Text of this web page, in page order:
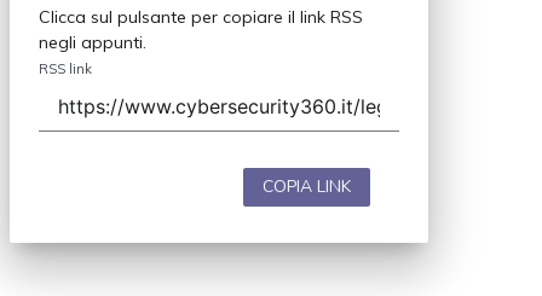
Clicca sul pulsante per copiare il link RSS
negli appunti.
RSS link
COPIA LINK